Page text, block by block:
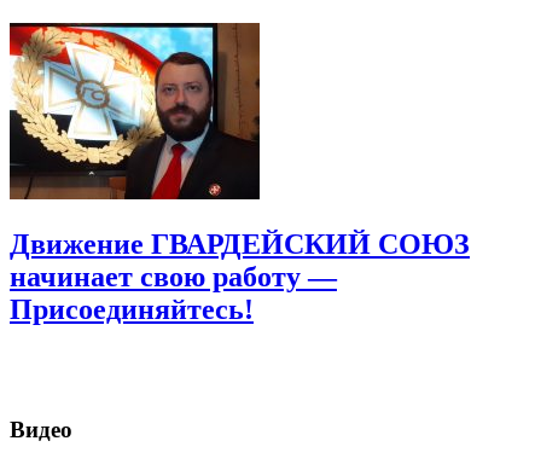
Движение ГВАРДЕЙСКИЙ СОЮЗ
начинает свою работу —
Присоединяйтесь!
Видео